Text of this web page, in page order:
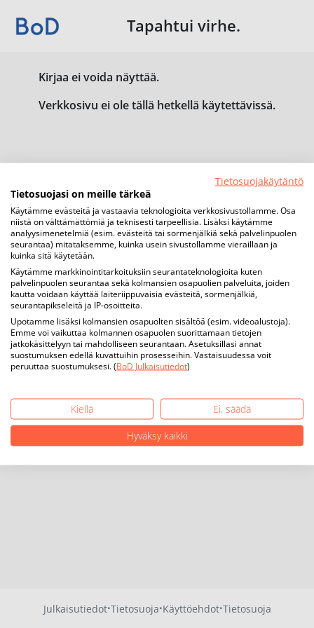
Tapahtui virhe.
Kirjaa ei voida näyttää.
Verkkosivu ei ole tällä hetkellä käytettävissä.
Julkaisutiedot·Tietosuoja·Käyttöehdot·Tietosuoja
Tietosuojakäytäntö
Tietosuojasi on meille tärkeä
Käytämme evästeitä ja vastaavia teknologioita verkkosivustollamme. Osa
niistä on välttämättömiä ja teknisesti tarpeellisia. Lisäksi käytämme
analyysimenetelmiä (esim. evästeitä tai sormenjälkiä sekä palvelinpuolen
seurantaa) mitataksemme, kuinka usein sivustollamme vieraillaan ja
kuinka sitä käytetään.
Käytämme markkinointitarkoituksiin seurantateknologioita kuten
palvelinpuolen seurantaa sekä kolmansien osapuolien palveluita, joiden
kautta voidaan käyttää laiteriippuvaisia evästeitä, sormenjälkiä,
seurantapikseleitä ja IP-osoitteita.
Upotamme lisäksi kolmansien osapuolten sisältöä (esim. videoalustoja).
Emme voi vaikuttaa kolmannen osapuolen suorittamaan tietojen
jatkokäsittelyyn tai mahdolliseen seurantaan. Asetuksillasi annat
suostumuksen edellä kuvattuihin prosesseihin. Vastaisuudessa voit
peruuttaa suostumuksesi. (BoD Julkaisutiedot)
Kiellä
Ei, säädä
Hyväksy kaikki